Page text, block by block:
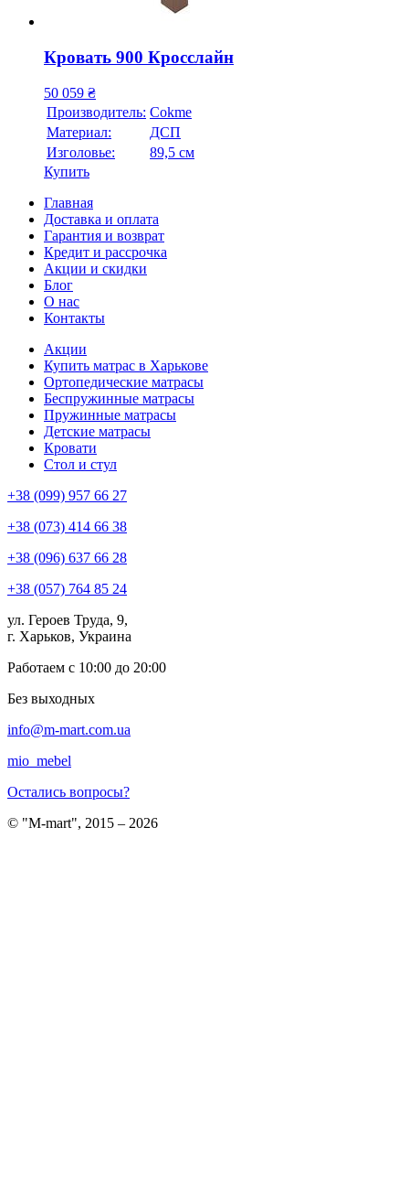
Кровать 900 Кросслайн
50 059 ₴
Производитель: Cokme
Материал:
ДСП
Изголовье:
89,5 см
Купить
Главная
Доставка и оплата
Гарантия и возврат
Кредит и рассрочка
Акции и скидки
Блог
О нас
Контакты
Акции
Купить матрас в Харькове
Ортопедические матрасы
Беспружинные матрасы
Пружинные матрасы
Детские матрасы
Кровати
Стол и стул
+38 (099) 957 66 27
+38 (073) 414 66 38
+38 (096) 637 66 28
+38 (057) 764 85 24
ул. Героев Труда, 9,
г. Харьков, Украина
Работаем с 10:00 до 20:00
Без выходных
info@m-mart.com.ua
mio_mebel
Остались вопросы?
© "M-mart", 2015 – 2026